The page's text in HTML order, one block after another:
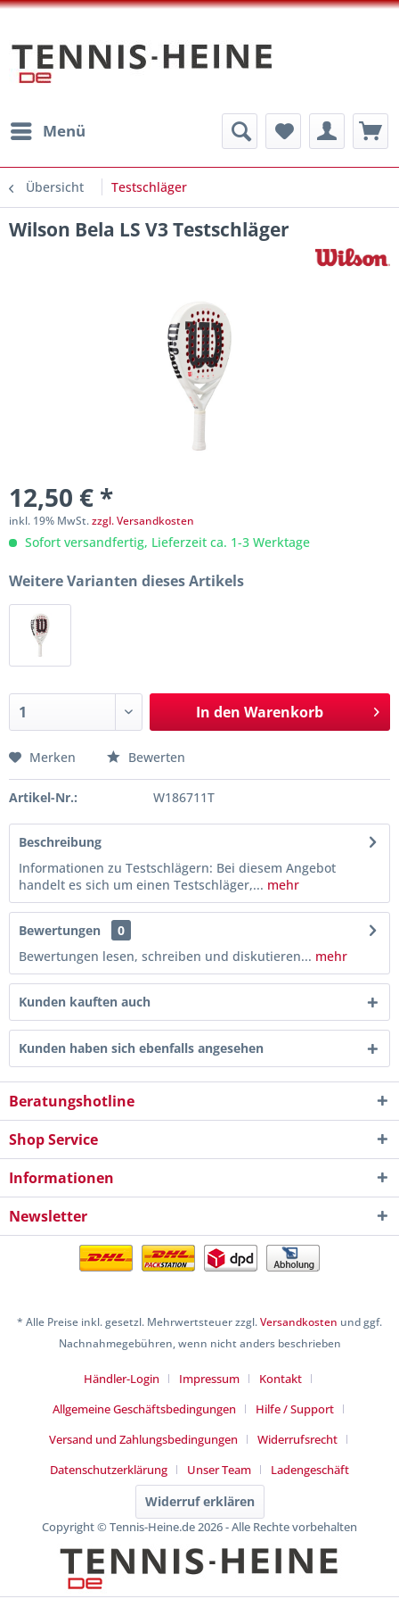
Menü
Übersicht Testschläger
Wilson Bela LS V3 Testschläger
12,50 € *
inkl. 19% MwSt.zzgl. Versandkosten
Sofort versandfertig, Lieferzeit ca. 1-3 Werktage
Weitere Varianten dieses Artikels
In den Warenkorb
Merken Bewerten
Artikel-Nr.: W186711T
Beschreibung
Informationen zu Testschlägern: Bei diesem Angebot
handelt es sich um einen Testschläger,... mehr
Bewertungen
0
Bewertungen lesen, schreiben und diskutieren... mehr
Kunden kauften auch
Kunden haben sich ebenfalls angesehen
Beratungshotline
Shop Service
Informationen
Newsletter
* Alle Preise inkl. gesetzl. Mehrwertsteuer zzgl.Versandkosten und ggf.
Nachnahmegebühren, wenn nicht anders beschrieben
Händler-Login Impressum
Kontakt
Allgemeine Geschäftsbedingungen
Hilfe / Support
Versand und Zahlungsbedingungen
Widerrufsrecht
Datenschutzerklärung
Unser Team Ladengeschäft
Widerruf erklären
Copyright © Tennis-Heine.de 2026 - Alle Rechte vorbehalten